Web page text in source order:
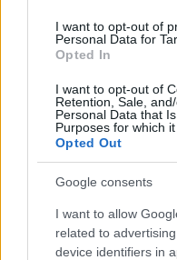
I want to opt-out of
Personal Data for
Opted In
I want to opt-out of
Retention, Sale,
Personal Data that
Purposes for which it
Opted Out
Google consents
I want to allow
related to
device identifiers in